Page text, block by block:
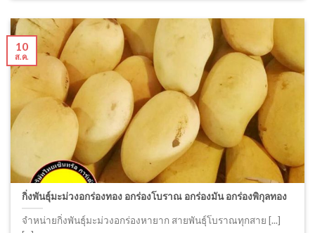
กิ่งพันธุ์มะม่วงอกร่องทอง อกร่องโบราณ อกร่องมัน อกร่องพิกุลทอง
จำหน่ายกิ่งพันธุ์มะม่วงอกร่องหายาก สายพันธุ์โบราณทุกสาย [...]
10
ส.ค.